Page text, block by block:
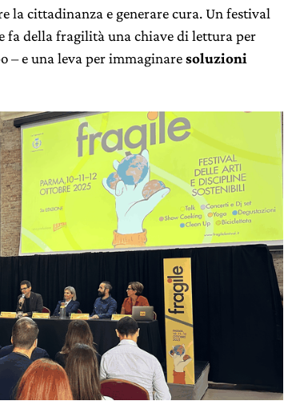
la cittadinanza e generare cura. Un festival
fa della fragilità una chiave di lettura per
– e una leva per immaginaresoluzioni